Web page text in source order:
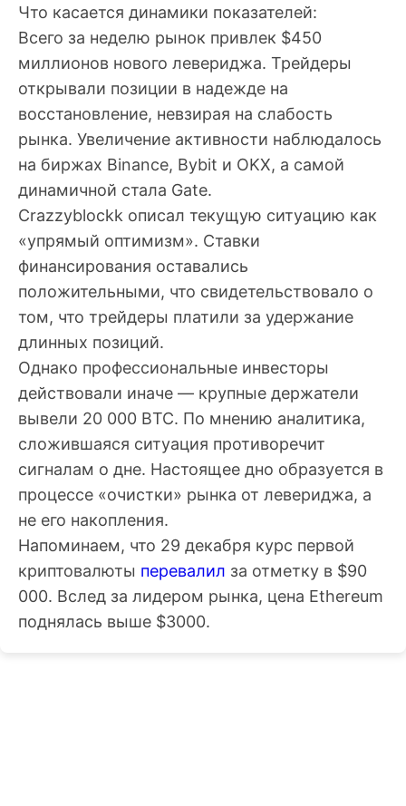
Что касается динамики показателей:
Всего за неделю рынок привлек $450
миллионов нового левериджа. Трейдеры
открывали позиции в надежде на
восстановление, невзирая на слабость
рынка. Увеличение активности наблюдалось
на биржах Binance, Bybit и OKX, а самой
динамичной стала Gate.
Crazzyblockk описал текущую ситуацию как
«упрямый оптимизм». Ставки
финансирования оставались
положительными, что свидетельствовало о
том, что трейдеры платили за удержание
длинных позиций.
Однако профессиональные инвесторы
действовали иначе — крупные держатели
вывели 20 000 BTC. По мнению аналитика,
сложившаяся ситуация противоречит
сигналам о дне. Настоящее дно образуется в
процессе «очистки» рынка от левериджа, а
не его накопления.
Напоминаем, что 29 декабря курс первой
криптовалюты перевалил за отметку в $90
000. Вслед за лидером рынка, цена Ethereum
поднялась выше $3000.